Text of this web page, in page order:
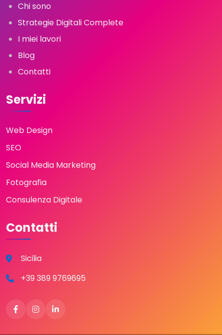
Chi sono
Strategie Digitali Complete
I miei lavori
Blog
Contatti
Servizi
Web Design
SEO
Social Media Marketing
Fotografia
Consulenza Digitale
Contatti
Sicilia
+39 389 9769695